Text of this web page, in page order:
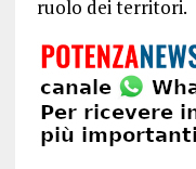
ruolo dei territori.